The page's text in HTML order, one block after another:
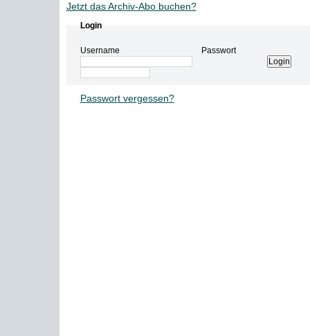
Jetzt das Archiv-Abo buchen?
Login
Username Passwort
Passwort vergessen?